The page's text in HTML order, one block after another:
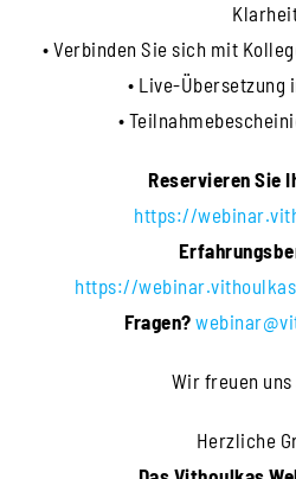
• Verbinden Sie sich mit
• Live-Übersetzung
•
Reservieren Sie
https://
https://
Fragen?
Wir freuen uns
Herzliche